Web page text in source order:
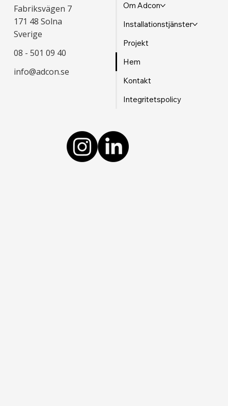
Fabriksvägen 7
171 48 Solna
Sverige
08 - 501 09 40
info@adcon.se
Om Adcon
Installationstjänster
Projekt
Hem
Kontakt
Integritetspolicy